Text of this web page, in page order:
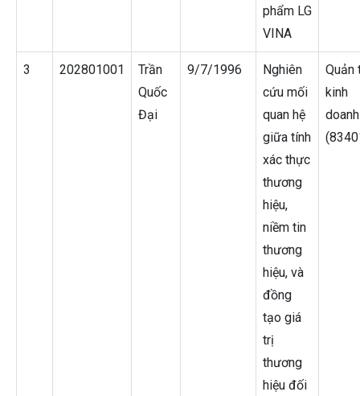
phẩm LG
VINA
3 202801001
Trần
Quốc
Đại
9/7/1996
Nghiên
cứu mối
quan hệ
giữa tính
xác thực
thương
hiệu,
niềm tin
thương
hiệu, và
đồng
tạo giá
trị
thương
hiệu đối
Quản
kinh
doanh